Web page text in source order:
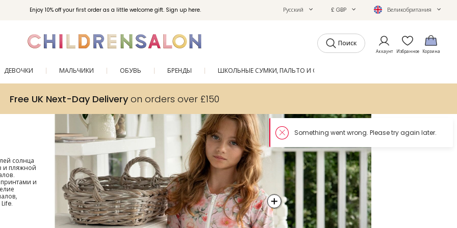
Enjoy 10% off your first order as a little welcome gift. Sign up here. Русский £ GBP Великобритания
Поиск
Аккаунт Избранное Корзина
ДЕВОЧКИ МАЛЬЧИКИ ОБУВЬ БРЕНДЫ ШКОЛЬНЫЕ СУМКИ, ПАЛЬТО И ОБУВЬ
Free UK Next-Day Deliveryon orders over £150
солнца
и пляжной
и